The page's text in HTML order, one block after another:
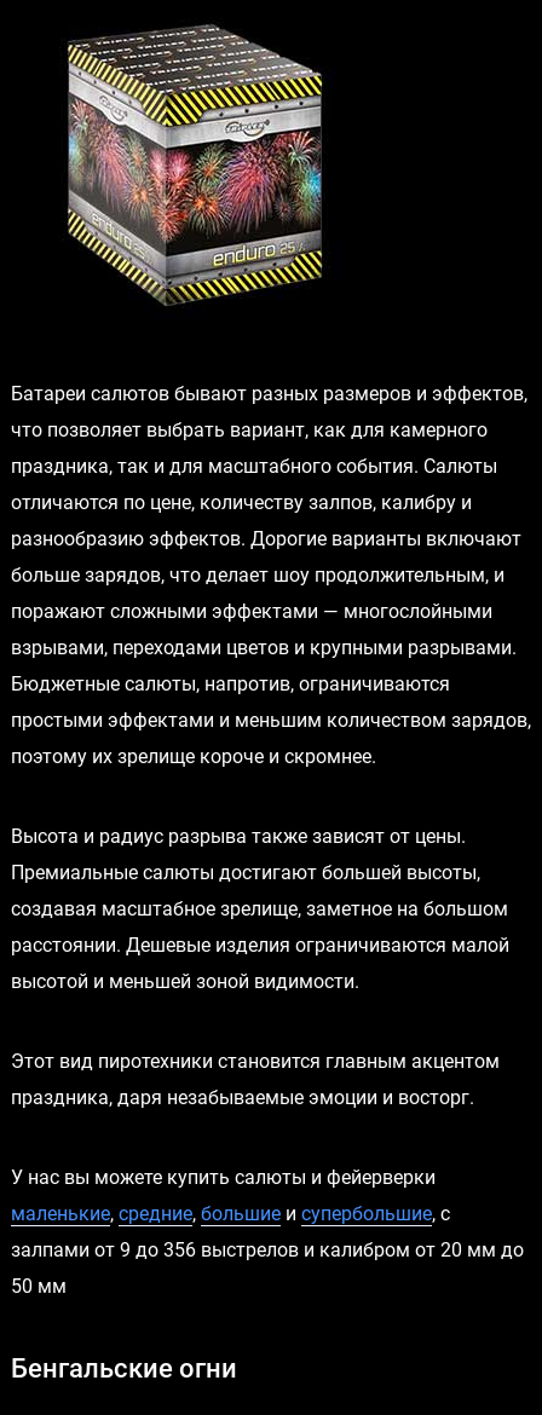
Батареи салютов бывают разных размеров и эффектов,
что позволяет выбрать вариант, как для камерного
праздника, так и для масштабного события. Салюты
отличаются по цене, количеству залпов, калибру и
разнообразию эффектов. Дорогие варианты включают
больше зарядов, что делает шоу продолжительным, и
поражают сложными эффектами — многослойными
взрывами, переходами цветов и крупными разрывами.
Бюджетные салюты, напротив, ограничиваются
простыми эффектами и меньшим количеством зарядов,
поэтому их зрелище короче и скромнее.
Высота и радиус разрыва также зависят от цены.
Премиальные салюты достигают большей высоты,
создавая масштабное зрелище, заметное на большом
расстоянии. Дешевые изделия ограничиваются малой
высотой и меньшей зоной видимости.
Этот вид пиротехники становится главным акцентом
праздника, даря незабываемые эмоции и восторг.
У нас вы можете купить салюты и фейерверки
маленькие, средние, большие и супербольшие, с
залпами от 9 до 356 выстрелов и калибром от 20 мм до
50 мм
Бенгальские огни